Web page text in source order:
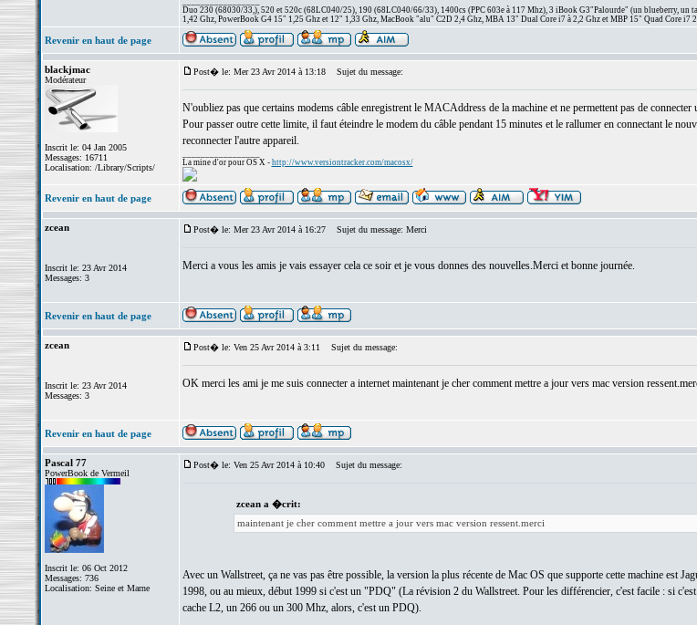
Duo 230 (68030/33,), 520 et 520c (68LC040/25), 190 (68LC040/66/33), 1400cs (PPC 603e à 117 Mhz), 3 iBook G3"Palourde" (un blueberry,
1,42 Ghz, PowerBook G4 15" 1,25 Ghz et 12" 1,33 Ghz, MacBook "alu" C2D 2,4 Ghz, MBA 13" Dual Core i7 à 2,2 Ghz et MBP 15" Quad Core i7
Revenir en haut de page
blackjmac
Modérateur
Inscrit le: 04 Jan 2005
Messages: 16711
Localisation: /Library/Scripts/
Post� le: Mer 23 Avr 2014 à 13:18 Sujet du message:
N'oubliez pas que certains modems câble enregistrent le MACAddress de la machine et ne permettent pas de
Pour passer outre cette limite, il faut éteindre le modem du câble pendant 15 minutes et le rallumer en connectant le
reconnecter l'autre appareil.
La mine d'or pour OS X - http://www.versiontracker.com/macosx/
Revenir en haut de page
zcean
Inscrit le: 23 Avr 2014
Messages: 3
Post� le: Mer 23 Avr 2014 à 16:27 Sujet du message: Merci
Merci a vous les amis je vais essayer cela ce soir et je vous donnes des nouvelles.Merci et bonne journée.
Revenir en haut de page
zcean
Inscrit le: 23 Avr 2014
Messages: 3
Post� le: Ven 25 Avr 2014 à 3:11 Sujet du message:
OK merci les ami je me suis connecter a internet maintenant je cher comment mettre a jour vers mac version
Revenir en haut de page
Pascal 77
PowerBook de Vermeil
Inscrit le: 06 Oct 2012
Messages: 736
Localisation: Seine et Marne
Post� le: Ven 25 Avr 2014 à 10:40 Sujet du message:
zcean a �crit:
maintenant je cher comment mettre a jour vers mac version ressent.merci
Avec un Wallstreet, ça ne vas pas être possible, la version la plus récente de Mac OS que supporte cette machine est
1998, ou au mieux, début 1999 si c'est un "PDQ" (La révision 2 du Wallstreet. Pour les différencier, c'est facile : si
cache L2, un 266 ou un 300 Mhz, alors, c'est un PDQ).